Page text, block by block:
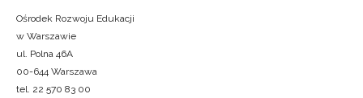
Ośrodek Rozwoju Edukacji
w Warszawie
ul. Polna 46A
00-644 Warszawa
tel. 22 570 83 00